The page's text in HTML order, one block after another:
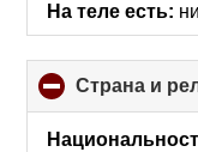
На теле есть:
Страна и